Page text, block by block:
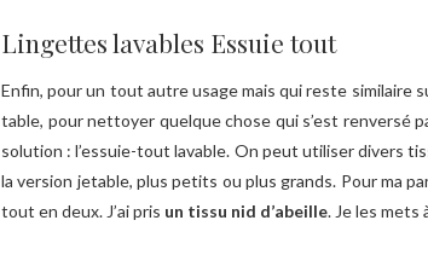
Lingettes lavables Essuie tout
Enfin, pour un tout autre usage mais qui reste similaire
table, pour nettoyer quelque chose qui s’est renversé
solution : l’essuie-tout lavable. On peut utiliser divers
la version jetable, plus petits ou plus grands. Pour ma
tout en deux. J’ai pris un tissu nid d’abeille. Je les mets